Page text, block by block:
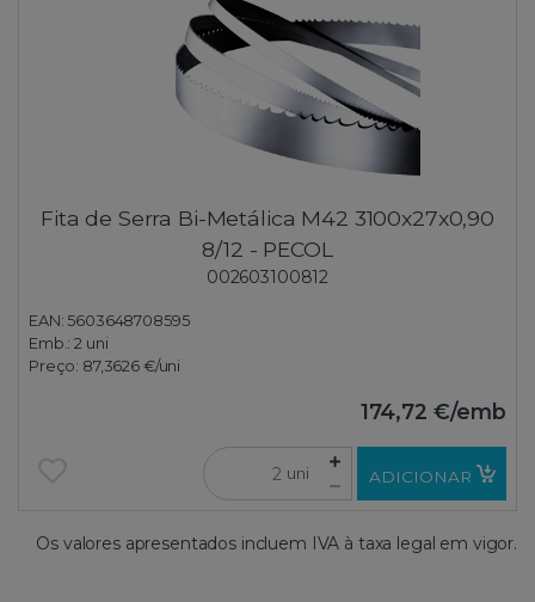
Fita de Serra Bi-Metálica M42 3100x27x0,90
8/12 - PECOL
002603100812
EAN: 5603648708595
Emb.:2 uni
Preço: 87,3626 €/uni
174,72 €/emb
uni ADICIONAR
Os valores apresentados incluem IVA à taxa legal em vigor.